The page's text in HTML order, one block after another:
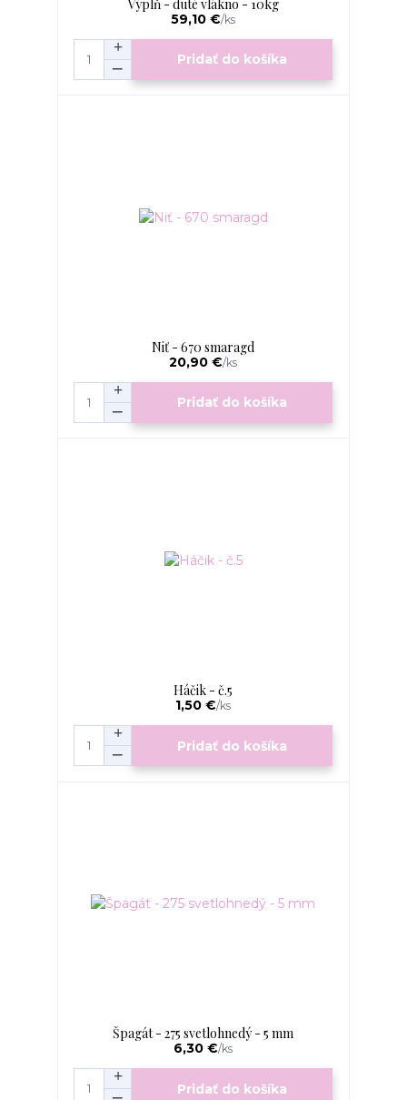
Výplň - duté vlákno - 10kg
59,10 €/ks
Pridať do košíka
Niť - 670 smaragd
20,90 €/ks
Pridať do košíka
Háčik - č.5
1,50 €/ks
Pridať do košíka
Špagát - 275 svetlohnedý - 5 mm
6,30 €/ks
Pridať do košíka